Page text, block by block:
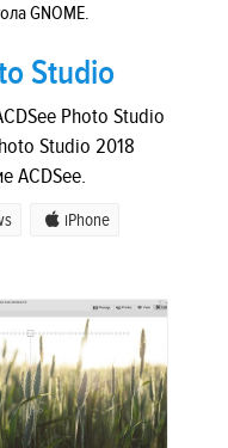
GNOME.
Studio
Photo Studio
Studio 2018
ACDSee.
iPhone